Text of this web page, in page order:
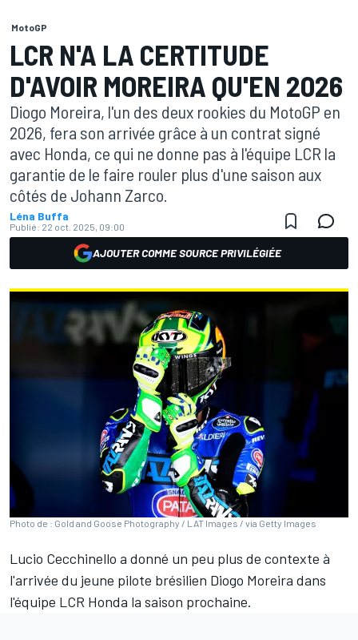
MotoGP
LCR N'A LA CERTITUDE
D'AVOIR MOREIRA QU'EN 2026
Diogo Moreira, l'un des deux rookies du MotoGP en
2026, fera son arrivée grâce à un contrat signé
avec Honda, ce qui ne donne pas à l'équipe LCR la
garantie de le faire rouler plus d'une saison aux
côtés de Johann Zarco.
Léna Buffa
Publié: 22 oct. 2025, 09:00
AJOUTER COMME SOURCE PRIVILÉGIÉE
Photo de : Gold and Goose Photography / LAT Images / via Getty Images
Lucio Cecchinello a donné un peu plus de contexte à
l'arrivée du jeune pilote brésilien Diogo Moreira dans
l'équipe LCR Honda la saison prochaine.